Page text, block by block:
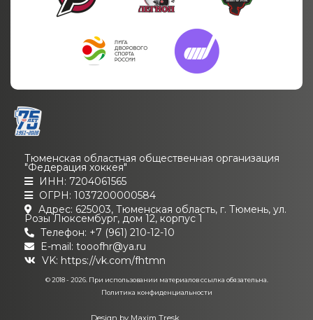
Тюменская областная общественная организация
"Федерация хоккея"
ИНН: 7204061565
ОГРН: 1037200000584
Адрес: 625003, Тюменская область, г. Тюмень, ул.
Розы Люксембург, дом 12, корпус 1
Телефон: +7 (961) 210-12-10
E-mail: tooofhr@ya.ru
VK: https://vk.com/fhtmn
© 2018 - 2026. При использовании материалов ссылка обязательна.
Политика конфиденциальности
Design by Maxim Tresk